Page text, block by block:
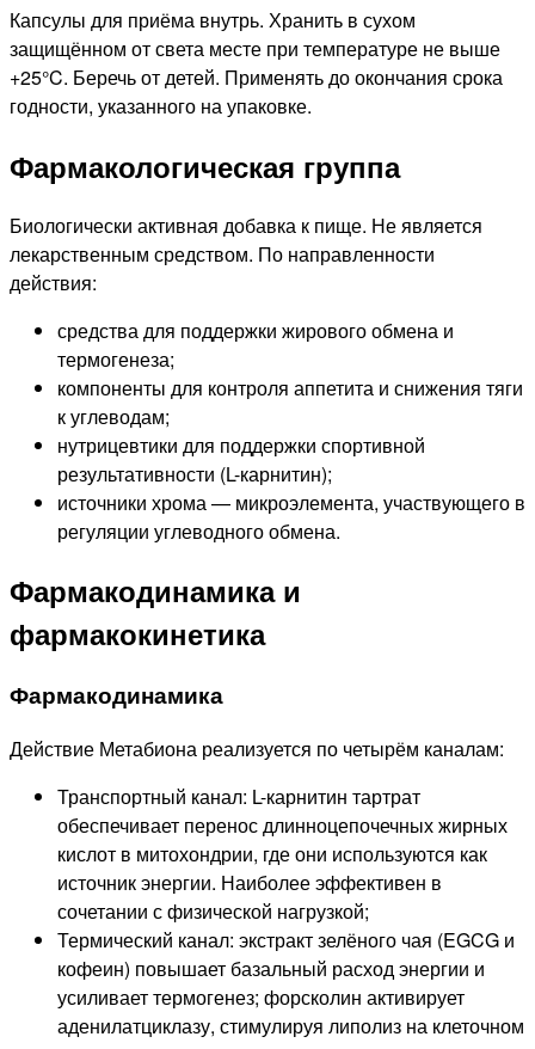
Капсулы для приёма внутрь. Хранить в сухом
защищённом от света месте при температуре не выше
+25°C. Беречь от детей. Применять до окончания срока
годности, указанного на упаковке.
Фармакологическая группа
Биологически активная добавка к пище. Не является
лекарственным средством. По направленности
действия:
средства для поддержки жирового обмена и
термогенеза;
компоненты для контроля аппетита и снижения тяги
к углеводам;
нутрицевтики для поддержки спортивной
результативности (L-карнитин);
источники хрома — микроэлемента, участвующего в
регуляции углеводного обмена.
Фармакодинамика и
фармакокинетика
Фармакодинамика
Действие Метабиона реализуется по четырём каналам:
Транспортный канал: L-карнитин тартрат
обеспечивает перенос длинноцепочечных жирных
кислот в митохондрии, где они используются как
источник энергии. Наиболее эффективен в
сочетании с физической нагрузкой;
Термический канал: экстракт зелёного чая (EGCG и
кофеин) повышает базальный расход энергии и
усиливает термогенез; форсколин активирует
аденилатциклазу, стимулируя липолиз на клеточном